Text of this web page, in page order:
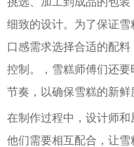
细致的设计。为了保证
口感需求选择合适的配
控制。，雪糕师傅们还
节奏，以确保雪糕的新鲜
在制作过程中，设计师和
他们需要相互配合，让